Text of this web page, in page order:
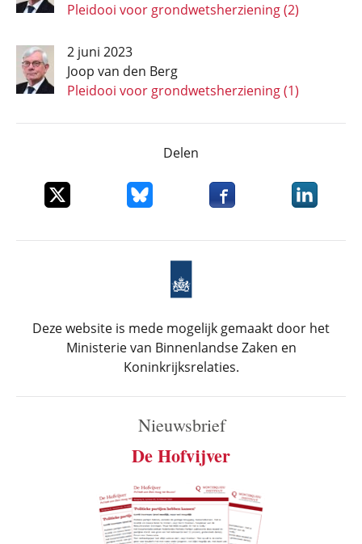
Pleidooi voor grondwetsherziening (2)
2 juni 2023
Joop van den Berg
Pleidooi voor grondwetsherziening (1)
Delen
Deel dit item op XDeel dit item op Bluesky
Deel dit item opDeel dit
Deze website is mede mogelijk gemaakt door het
Ministerie van Binnenlandse Zaken en
Koninkrijksrelaties.
Nieuwsbrief
De Hofvijver